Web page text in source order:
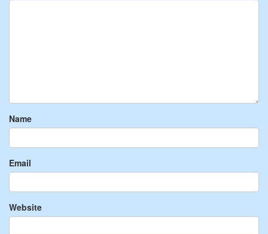
Name
Email
Website